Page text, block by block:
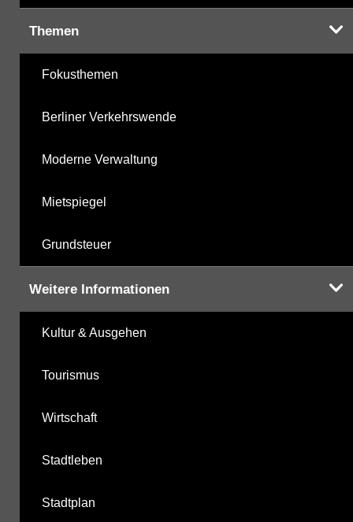
Themen
Fokusthemen
Berliner Verkehrswende
Moderne Verwaltung
Mietspiegel
Grundsteuer
Weitere Informationen
Kultur & Ausgehen
Tourismus
Wirtschaft
Stadtleben
Stadtplan